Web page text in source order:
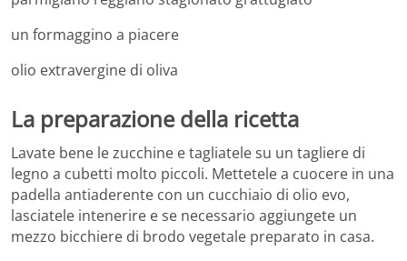
un formaggino a piacere
olio extravergine di oliva
La preparazione della ricetta
Lavate bene le zucchine e tagliatele su un tagliere di
legno a cubetti molto piccoli. Mettetele a cuocere in una
padella antiaderente con un cucchiaio di olio evo,
lasciatele intenerire e se necessario aggiungete un
mezzo bicchiere di brodo vegetale preparato in casa.